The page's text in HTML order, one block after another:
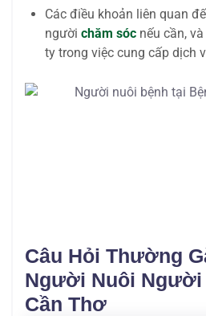
Các điều khoản liên quan
người chăm sóc nếu cần,
ty trong việc cung cấp dịch
Câu Hỏi Thường
Người Nuôi Người
Cần Thơ